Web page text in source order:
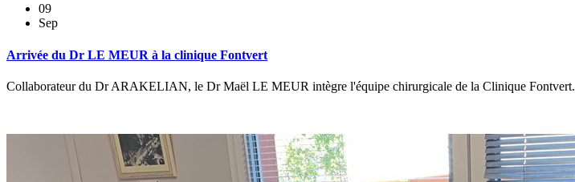
09
Sep
Arrivée du Dr LE MEUR à la clinique Fontvert
Collaborateur du Dr ARAKELIAN, le Dr Maël LE MEUR intègre l'équipe chirurgicale de la Clinique Fontvert.